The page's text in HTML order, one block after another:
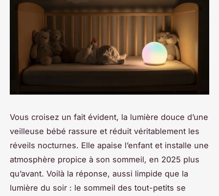
Vous croisez un fait évident, la lumière douce d’une
veilleuse bébé rassure et réduit véritablement les
réveils nocturnes. Elle apaise l’enfant et installe une
atmosphère propice à son sommeil, en 2025 plus
qu’avant. Voilà la réponse, aussi limpide que la
lumière du soir : le sommeil des tout-petits se